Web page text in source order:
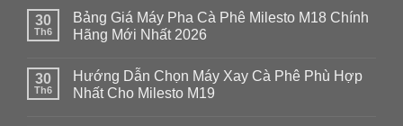
bình
luận
ở
combo
máy
pha
30
Th6
Bảng Giá Máy Pha Cà Phê Milesto M18 Chính
Hãng Mới Nhất 2026
bình
luận
ở
30
Th6
Hướng Dẫn Chọn Máy Xay Cà Phê Phù Hợp
Nhất Cho Milesto M19